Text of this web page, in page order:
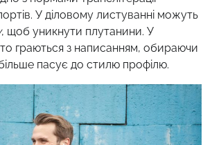
У діловому листуванні можуть
, щоб уникнути плутанини. У
граються з написанням, обираючи
пасує до стилю профілю.